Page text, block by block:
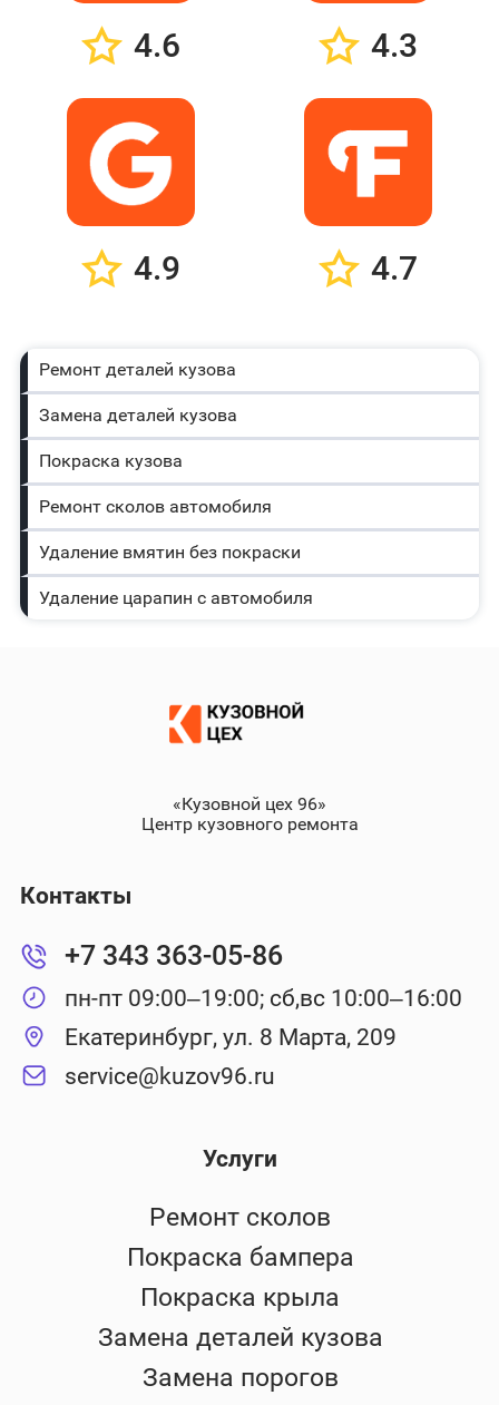
4.6 4.3
4.9 4.7
Ремонт деталей кузова
Замена деталей кузова
Покраска кузова
Ремонт сколов автомобиля
Удаление вмятин без покраски
Удаление царапин с автомобиля
«Кузовной цех 96»
Центр кузовного ремонта
Услуги
Ремонт сколов
Покраска бампера
Покраска крыла
Замена деталей кузова
Замена порогов
Контакты
+7 343 363-05-86
пн-пт 09:00–19:00; сб,вс 10:00–16:00
Екатеринбург, ул. 8 Марта, 209
service@kuzov96.ru